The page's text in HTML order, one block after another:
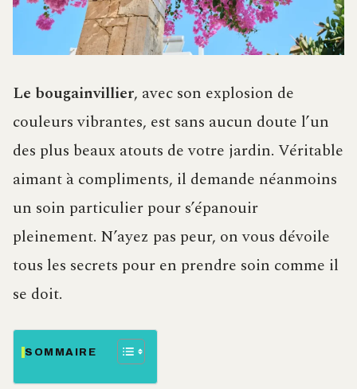
Le bougainvillier, avec son explosion de
couleurs vibrantes, est sans aucun doute l’un
des plus beaux atouts de votre jardin. Véritable
aimant à compliments, il demande néanmoins
un soin particulier pour s’épanouir
pleinement. N’ayez pas peur, on vous dévoile
tous les secrets pour en prendre soin comme il
se doit.
SOMMAIRE